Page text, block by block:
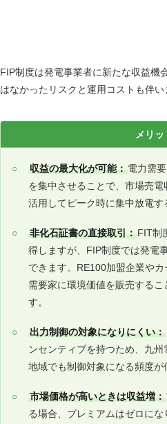
FIP制度は発電事業者に新たな収益機
はなかったリスクと運用コストも伴い
メリッ
収益の最大化が可能：電力需
を集中させることで、市場売
活用してピーク時に集中放電す
非化石証書の直接取引：FIT制
得しますが、FIP制度では発電
できます。RE100加盟企業や
需要家に環境価値を販売する
す。
出力制御の対象になりにくい：
ンセンティブを持つため、九
地域でも制御対象になる頻度が
市場価格が高いときは収益増：
る場合、プレミアムはゼロに